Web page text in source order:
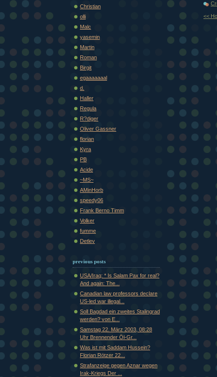
<<
Christian
olli
Malc
yasemin
Martin
Roman
Birgit
egaaaaaaal
d.
Haller
Regula
R?diger
Oliver Gassner
florian
Kyra
PB
Acide
~MS~
AMinHorb
speedy06
Frank Berno Timm
Volker
fumme
Detlev
previous posts
USA/Iraq: * Is Salam Pax for real?
And again: The...
Canadian law professors declare
US-led war illegal...
Soll Bagdad ein zweites Stalingrad
werden? von E...
Samstag 22. März 2003, 08:28
Uhr Brennender Öl-Gr...
Was ist mit Saddam Hussein?
Florian Rötzer 22...
Strafanzeige gegen Aznar wegen
Irak-Kriegs Der ...